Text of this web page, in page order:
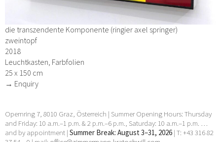
die transzendente Komponente (ringier axel springer)
zweintopf
2018
Leuchtkasten, Farbfolien
25 x 150 cm
→ Enquiry
Opernring 7, 8010 Graz, Österreich | Summer Opening Hours: Thursday
and Friday: 10 a.m.–1 p.m. & 2 p.m.–6 p.m., Saturday: 10 a.m.–1 p.m. …
and by appointment | Summer Break: August 3–31, 2026 | T: +43 316 82